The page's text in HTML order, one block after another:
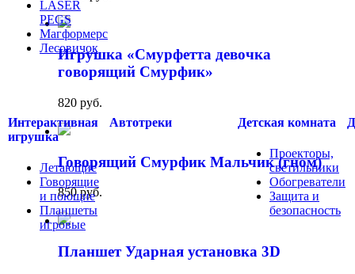
Игрушка «Смурфетта девочка
говорящий Смурфик»
820 руб.
Говорящий Смурфик Мальчик (гном)
850 руб.
Планшет Ударная установка 3D
LASER
PEGS
Магформерс
Лесовичок
.....
Интерактивная
игрушка
Летающие
Говорящие
и поющие
Планшеты
игровые
Автотреки Детская комната
Проекторы,
светильники
Обогреватели
Защита и
безопасность